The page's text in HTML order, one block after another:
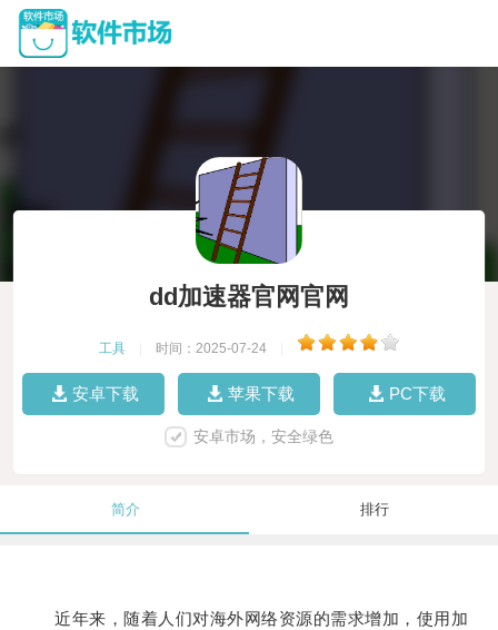
dd加速器官网官网
工具 时间：2025-07-24
安卓下载 苹果下载 PC下载
安卓市场，安全绿色
简介 排行
近年来，随着人们对海外网络资源的需求增加，使用加